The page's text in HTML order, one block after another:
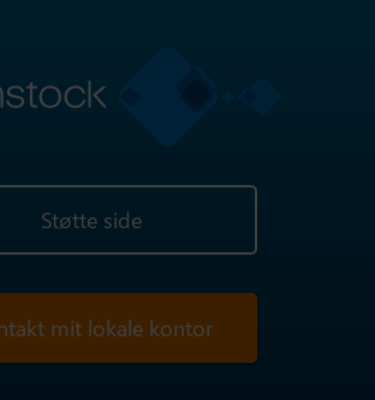
Støtte side
mit lokale kontor